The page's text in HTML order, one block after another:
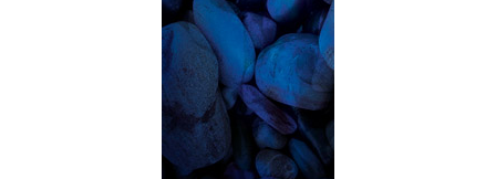
TRANSPORT NAISSAARELE